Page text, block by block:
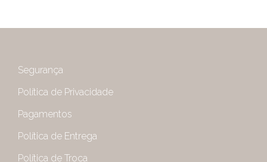
Segurança
Política de Privacidade
Pagamentos
Política de Entrega
Política de Troca